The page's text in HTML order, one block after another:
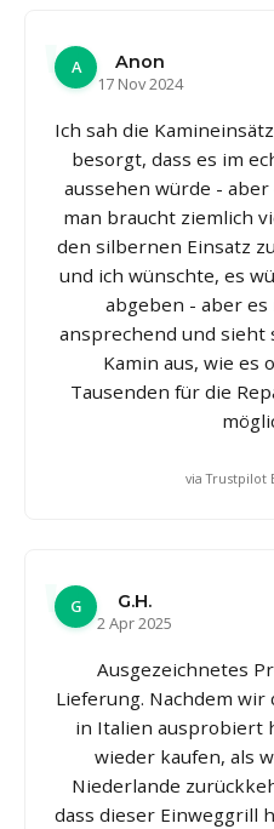
A
Anon
17 Nov 2024
Ich sah die
besorgt, dass es im
aussehen würde -
man braucht ziemlich
den silbernen Einsatz
und ich wünschte, es
abgeben - aber
ansprechend und sieht
Kamin aus, wie es
Tausenden für die
via Trustpilot
G
G.H.
2 Apr 2025
Ausgezeichnetes
Lieferung. Nachdem wir
in Italien ausprobiert
wieder kaufen, als
Niederlande
dass dieser Einweggrill